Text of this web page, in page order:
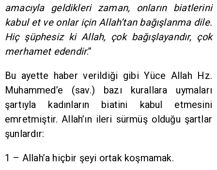
amacıyla geldikleri zaman, onların biatlerini
kabul et ve onlar için Allah’tan bağışlanma dile.
Hiç şüphesiz ki Allah, çok bağışlayandır, çok
merhamet edendir.”
Bu ayette haber verildiği gibi Yüce Allah Hz.
Muhammed’e (sav.) bazı kurallara uymaları
şartıyla kadınların biatini kabul etmesini
emretmiştir. Allah’ın ileri sürmüş olduğu şartlar
şunlardır:
1 – Allah’a hiçbir şeyi ortak koşmamak.